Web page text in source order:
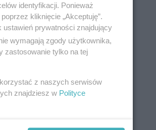
identyfikacji. Ponieważ
kliknięcie „Akceptuję”.
prywatności znajdujący
wymagają zgody użytkownika,
zastosowanie tylko na tej
z naszych serwisów
znajdziesz w Polityce